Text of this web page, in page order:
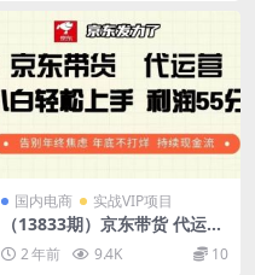
国内电商 实战VIP项目
（13833期）京东带货 代运营
利润55分 告别年终焦虑 年底
不打烊 持续现金流
2 年前 9.4K 10